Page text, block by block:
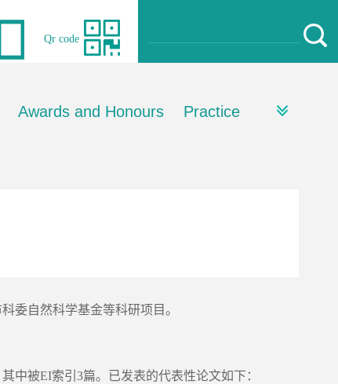
Qr code
Awards and Honours Practice
委自然科学基金等科研项目。
中被EI索引3篇。已发表的代表性论文如下：